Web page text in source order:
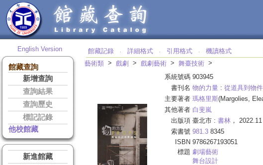
English Version
館藏查詢
新增查詢
查詢結果
查詢歷史
標記記錄
他校館藏
新進館藏
館藏記錄 ‧ 詳細格式 ‧ 引用格式 ‧ 機讀格式
藝術類 > 戲劇 > 戲劇藝術 > 舞臺技術 >
系統號碼 903945
書刊名 物的力量 : 從道具到物
主要著者 瑪格里斯(Margolies,
其他著者 白斐嵐
出版項 臺北市 : 書林 ， 2022.11
索書號 981.3 8345
ISBN 9786267193051
標題 劇場藝術
舞台設計